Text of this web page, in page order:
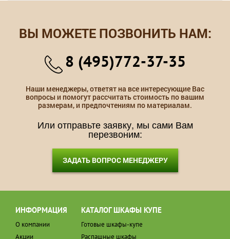
ВЫ МОЖЕТЕ ПОЗВОНИТЬ НАМ:
8 (495)772-37-35
Наши менеджеры, ответят на все интересующие Вас
вопросы и помогут рассчитать стоимость по вашим
размерам, и предпочтениям по материалам.
Или отправьте заявку, мы сами Вам
перезвоним:
ЗАДАТЬ ВОПРОС МЕНЕДЖЕРУ
ИНФОРМАЦИЯ
О компании
Акции
КАТАЛОГ ШКАФЫ КУПЕ
Готовые шкафы-купе
Распашные шкафы